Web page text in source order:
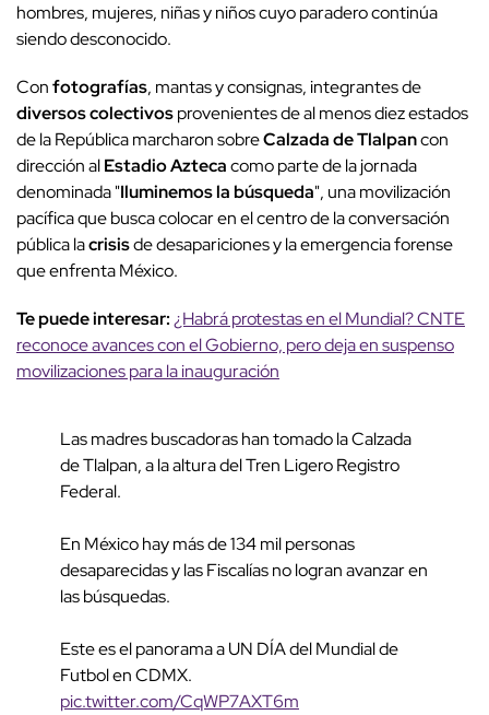
hombres, mujeres, niñas y niños cuyo paradero continúa
siendo desconocido.
Confotografías, mantas y consignas, integrantes de
diversos colectivosprovenientes de al menos diez estados
de la República marcharon sobreCalzada de Tlalpancon
dirección alEstadio Aztecacomo parte de la jornada
denominada "Iluminemos la búsqueda", una movilización
pacífica que busca colocar en el centro de la conversación
pública lacrisisde desapariciones y la emergencia forense
que enfrenta México.
Te puede interesar:¿Habrá protestas en el Mundial? CNTE
reconoce avances con el Gobierno, pero deja en suspenso
movilizaciones para la inauguración
Las madres buscadoras han tomado la Calzada
de Tlalpan, a la altura del Tren Ligero Registro
Federal.
En México hay más de 134 mil personas
desaparecidas y las Fiscalías no logran avanzar en
las búsquedas.
Este es el panorama a UN DÍA del Mundial de
Futbol en CDMX.
pic.twitter.com/CqWP7AXT6m